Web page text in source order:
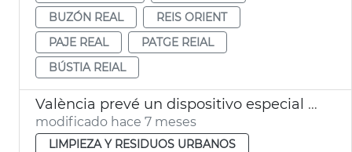
BUZÓN REAL
REIS ORIENT
PAJE REAL
PATGE REIAL
BÚSTIA REIAL
València prevé un dispositivo especial limpia en Navidad
modificado hace 7 meses
LIMPIEZA Y RESIDUOS URBANOS